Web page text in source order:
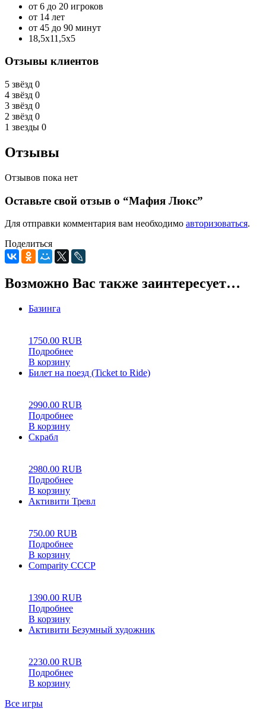
от 6 до 20 игроков
от 14 лет
от 45 до 90 минут
18,5х11,5х5
Отзывы клиентов
5 звёзд 0
4 звёзд 0
3 звёзд 0
2 звёзд 0
1 звезды 0
Отзывы
Отзывов пока нет
Оставьте свой отзыв о “Мафия Люкс”
Для отправки комментария вам необходимо авторизоваться.
Поделиться
Возможно Вас также заинтересует…
Базинга
1750.00 RUB
Подробнее
В корзину
Билет на поезд (Ticket to Ride)
2990.00 RUB
Подробнее
В корзину
Скрабл
2980.00 RUB
Подробнее
В корзину
Активити Тревл
750.00 RUB
Подробнее
В корзину
Comparity СССР
1390.00 RUB
Подробнее
В корзину
Активити Безумный художник
2230.00 RUB
Подробнее
В корзину
Все игры